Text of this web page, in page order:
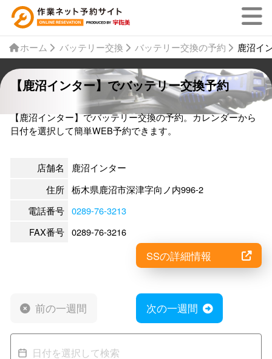
ホーム バッテリー交換 バッテリー交換の予約 鹿沼イ
【鹿沼インター】でバッテリー交換予約
【鹿沼インター】でバッテリー交換の予約。カレンダーから
日付を選択して簡単WEB予約できます。
店舗名
鹿沼インター
住所 栃木県鹿沼市深津字向ノ内996-2
電話番号 0289-76-3213
FAX番号 0289-76-3216
SSの詳細情報
前の一週間 次の一週間